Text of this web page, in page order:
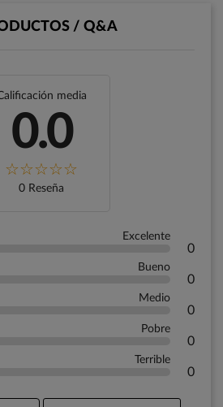
/ Q&A
media
0.0
0 Reseña
Excelente
0
Bueno
0
Medio
0
Pobre
0
Terrible
0